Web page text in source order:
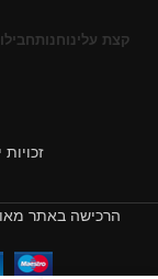
קצת עלינוחנות
זכויות יוצרים ©
הרכישה באתר